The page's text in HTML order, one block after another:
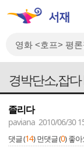
경박단소,잡다
졸리다
paviana 2010/06/30
댓글 (14) 먼댓글 (0) 좋아